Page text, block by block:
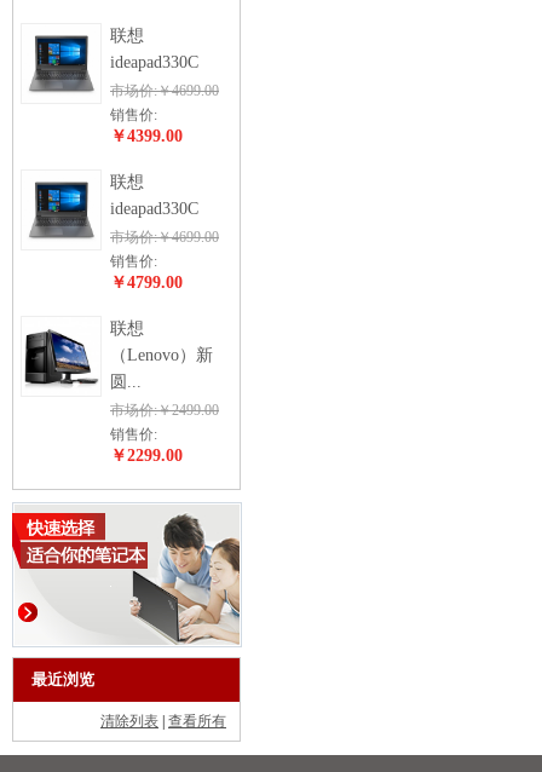
联想
ideapad330C
市场价:￥4699.00
销售价:
￥4399.00
联想
ideapad330C
市场价:￥4699.00
销售价:
￥4799.00
联想
（Lenovo）新
圆...
市场价:￥2499.00
销售价:
￥2299.00
最近浏览
清除列表 查看所有